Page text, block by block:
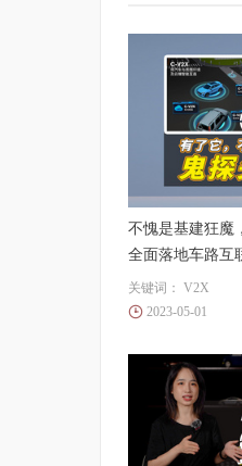
不愧是基建狂魔
全面落地车路互
关键词： V2X
2023-05-01